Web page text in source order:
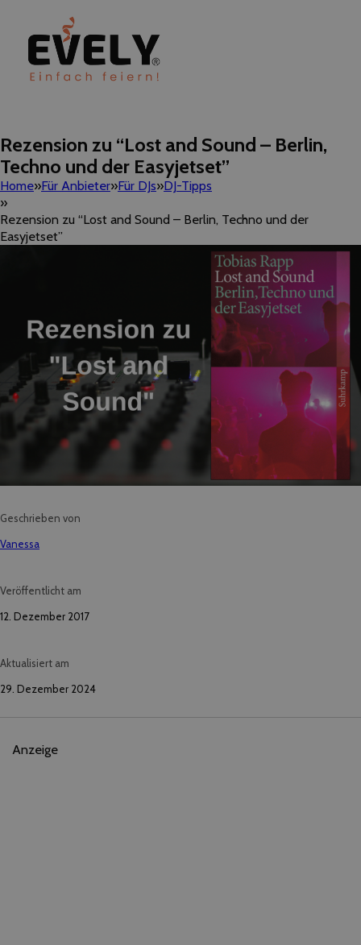
Rezension zu “Lost and Sound – Berlin,
Techno und der Easyjetset”
Home Für Anbieter Für DJs DJ-Tipps
Rezension zu “Lost and Sound – Berlin, Techno und der
Easyjetset”
Geschrieben von
Vanessa
Veröffentlicht am
12. Dezember 2017
Aktualisiert am
29. Dezember 2024
Anzeige